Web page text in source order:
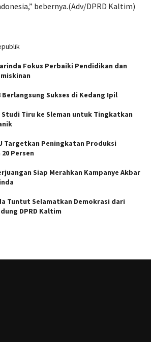
bebernya.(Adv/DPRD Kaltim)
Fokus Perbaiki Pendidikan dan
Berlangsung Sukses di Kedang Ipil
Studi Tiru ke Sleman untuk Tingkatkan
Targetkan Peningkatan Produksi
Persen
Siap Merahkan Kampanye Akbar
Tuntut Selamatkan Demokrasi dari
DPRD Kaltim